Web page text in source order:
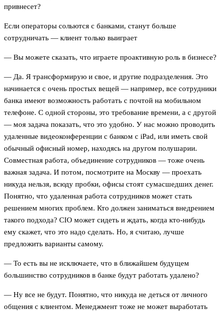
привнесет?
Если операторы сольются с банками, станут больше
сотрудничать — клиент только выиграет
— Вы можете сказать, что играете проактивную роль в бизнесе?
— Да. Я трансформирую и свое, и другие подразделения. Это
начинается с очень простых вещей — например, все сотрудники
банка имеют возможность работать с почтой на мобильном
телефоне. С одной стороны, это требование времени, а с другой
— моя задача показать, что это удобно. У нас можно проводить
удаленные видеоконференции с банком с iPad, или иметь свой
обычный офисный номер, находясь на другом полушарии.
Совместная работа, объединение сотрудников — тоже очень
важная задача. И потом, посмотрите на Москву — проехать
никуда нельзя, всюду пробки, офисы стоят сумасшедших денег.
Понятно, что удаленная работа сотрудников может стать
решением многих проблем. Кто должен заниматься внедрением
такого подхода? CIO может сидеть и ждать, когда кто-нибудь
ему скажет, что это надо сделать. Но, я считаю, лучше
предложить варианты самому.
— То есть вы не исключаете, что в ближайшем будущем
большинство сотрудников в банке будут работать удалено?
— Ну все не будут. Понятно, что никуда не деться от личного
общения с клиентом. Менеджмент тоже не может выработать